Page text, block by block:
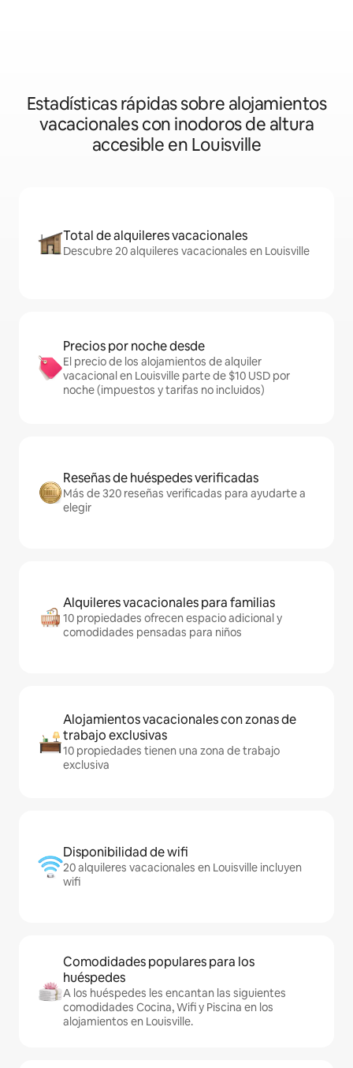
Estadísticas rápidas sobre alojamientos
vacacionales con inodoros de altura
accesible en Louisville
Total de alquileres vacacionales
Descubre 20 alquileres vacacionales en Louisville
Precios por noche desde
El precio de los alojamientos de alquiler
vacacional en Louisville parte de $10 USD por
noche (impuestos y tarifas no incluidos)
Reseñas de huéspedes verificadas
Más de 320 reseñas verificadas para ayudarte a
elegir
Alquileres vacacionales para familias
10 propiedades ofrecen espacio adicional y
comodidades pensadas para niños
Alojamientos vacacionales con zonas de
trabajo exclusivas
10 propiedades tienen una zona de trabajo
exclusiva
Disponibilidad de wifi
20 alquileres vacacionales en Louisville incluyen
wifi
Comodidades populares para los
huéspedes
A los huéspedes les encantan las siguientes
comodidades Cocina, Wifi y Piscina en los
alojamientos en Louisville.